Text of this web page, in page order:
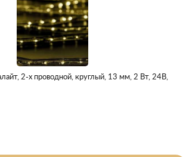
2-х проводной, круглый, 13 мм, 2 Вт, 24В,